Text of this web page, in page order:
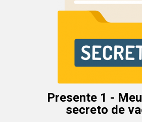
Presente 1 -
secreto de